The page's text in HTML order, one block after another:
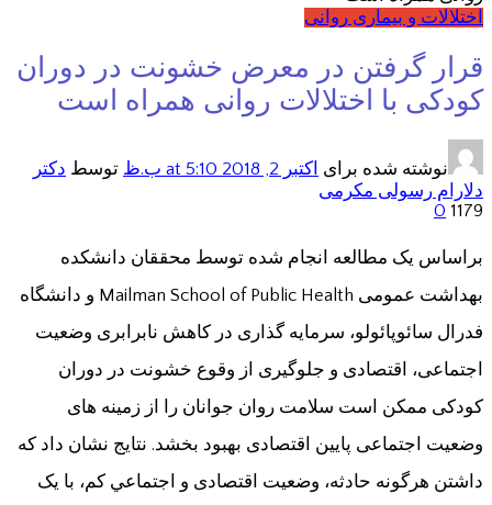
اختلالات و بیماری روانی
قرار گرفتن در معرض خشونت در دوران
کودکی با اختلالات روانی همراه است
نوشته شده برای اکتبر 2, 2018 at 5:10 ب.ظ توسط دکتر
دلارام رسولی مکرمی
1179
0
براساس یک مطالعه انجام شده توسط محققان دانشکده
بهداشت عمومی Mailman School of Public Health و دانشگاه
فدرال سائوپائولو، سرمایه گذاری در کاهش نابرابری وضعیت
اجتماعی، اقتصادی و جلوگیری از وقوع خشونت در دوران
کودکی ممکن است سلامت روان جوانان را از زمینه های
وضعیت اجتماعی پایین اقتصادی بهبود بخشد. نتايج نشان داد که
داشتن هرگونه حادثه، وضعيت اقتصادی و اجتماعي کم، با يک